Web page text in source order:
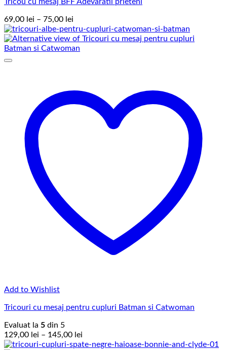
69,00 lei – 75,00 lei
de
prețuri:
69,00 lei
Add to Wishlist
Tricouri cu mesaj pentru cupluri Batman si Catwoman
Evaluat la 5 din 5
129,00 lei – 145,00 lei
de